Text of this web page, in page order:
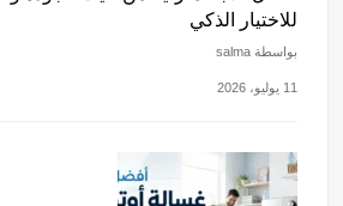
للاختيار الذكي
بواسطة salma
11 يوليو، 2026